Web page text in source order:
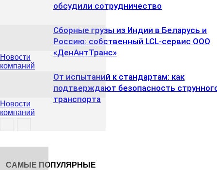
Новости
компаний
обсудили сотрудничество
Новости
компаний
Сборные грузы из Индии в Беларусь и
Россию: собственный LCL-сервис ООО
«ДенАнтТранс»
От испытаний к стандартам: как
подтверждают безопасность
транспорта
САМЫЕ ПОПУЛЯРНЫЕ